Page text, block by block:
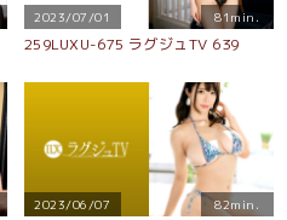
2023/07/01 81min.
259LUXU-675 ラグジュTV 639
2023/06/07 82min.